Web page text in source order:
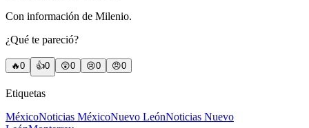
Con información de Milenio.
¿Qué te pareció?
🔥0 👍0 😲0 😢0 😠0
Etiquetas
MéxicoNoticias MéxicoNuevo LeónNoticias Nuevo